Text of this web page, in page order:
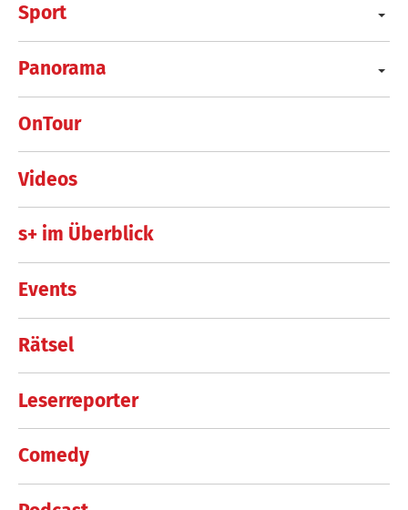
Sport
Panorama
OnTour
Videos
s+ im Überblick
Events
Rätsel
Leserreporter
Comedy